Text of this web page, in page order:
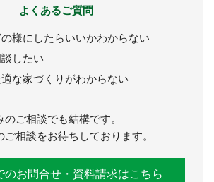
よくあるご質問
様にしたらいいかわからない
したい
な家づくりがわからない
ご相談でも結構です。
相談をお待ちしております。
のお問合せ・資料請求はこちら